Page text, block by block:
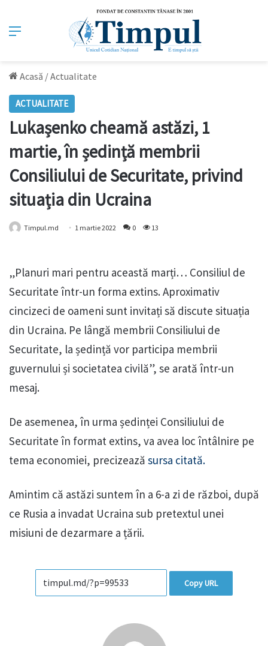
Meniu
Acasă /Actualitate
ACTUALITATE
Lukașenko cheamă astăzi, 1
martie, în ședință membrii
Consiliului de Securitate, privind
situația din Ucraina
Timpul.md 1 martie 2022 0 13
„Planuri mari pentru această marți… Consiliul de
Securitate într-un forma extins. Aproximativ
cincizeci de oameni sunt invitați să discute situația
din Ucraina. Pe lângă membrii Consiliului de
Securitate, la ședință vor participa membrii
guvernului și societatea civilă”, se arată într-un
mesaj.
De asemenea, în urma ședinței Consiliului de
Securitate în format extins, va avea loc întâlnire pe
tema economiei, precizează sursa citată.
Amintim că astăzi suntem în a 6-a zi de război, după
ce Rusia a invadat Ucraina sub pretextul unei
misiuni de dezarmare a țării.
Copy URL